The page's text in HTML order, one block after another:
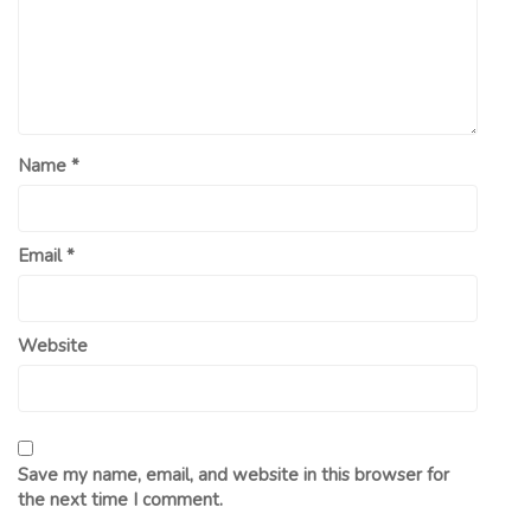
Name *
Email*
Website
Save my name, email, and website in this browser for
the next time I comment.